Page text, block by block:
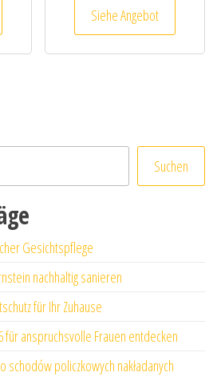
Siehe Angebot
Suchen
Gesichtspflege
nachhaltig sanieren
für Ihr Zuhause
anspruchsvolle Frauen entdecken
policzkowych nakładanych